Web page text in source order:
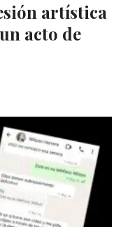
artística
acto de